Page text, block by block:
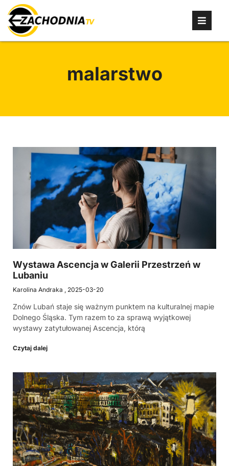
malarstwo
Wystawa Ascencja w Galerii Przestrzeń w
Lubaniu
Karolina Andraka 2025-03-20
Znów Lubań staje się ważnym punktem na kulturalnej mapie
Dolnego Śląska. Tym razem to za sprawą wyjątkowej
wystawy zatytułowanej Ascencja, którą
Czytaj dalej